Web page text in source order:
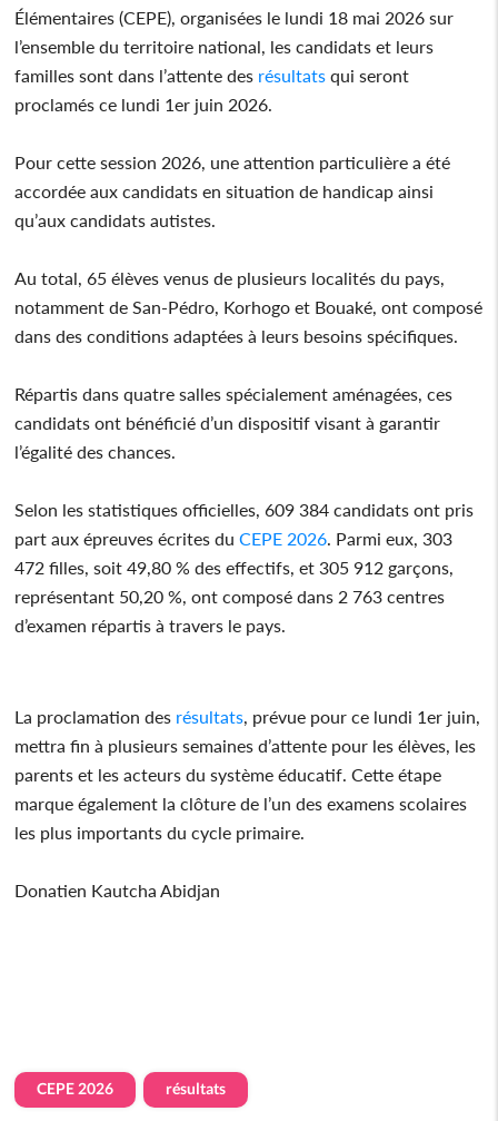
Élémentaires (CEPE), organisées le lundi 18 mai 2026 sur
l’ensemble du territoire national, les candidats et leurs
familles sont dans l’attente des résultats qui seront
proclamés ce lundi 1er juin 2026.
Pour cette session 2026, une attention particulière a été
accordée aux candidats en situation de handicap ainsi
qu’aux candidats autistes.
Au total, 65 élèves venus de plusieurs localités du pays,
notamment de San-Pédro, Korhogo et Bouaké, ont composé
dans des conditions adaptées à leurs besoins spécifiques.
Répartis dans quatre salles spécialement aménagées, ces
candidats ont bénéficié d’un dispositif visant à garantir
l’égalité des chances.
Selon les statistiques officielles, 609 384 candidats ont pris
part aux épreuves écrites duCEPE 2026 . Parmi eux, 303
472 filles, soit 49,80 % des effectifs, et 305 912 garçons,
représentant 50,20 %, ont composé dans 2 763 centres
d’examen répartis à travers le pays.
La proclamation des résultats , prévue pour ce lundi 1er juin,
mettra fin à plusieurs semaines d’attente pour les élèves, les
parents et les acteurs du système éducatif. Cette étape
marque également la clôture de l’un des examens scolaires
les plus importants du cycle primaire.
Donatien Kautcha Abidjan
CEPE 2026 résultats